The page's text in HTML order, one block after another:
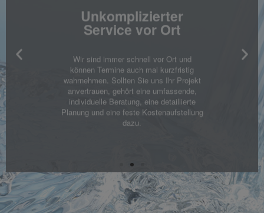
Service vor Ort​
wahrnehmen. Sollten Sie uns Ihr Projekt
anvertrauen, gehört eine umfassende,
individuelle Beratung, eine detaillierte
Planung und eine feste Kostenaufstellung
dazu.